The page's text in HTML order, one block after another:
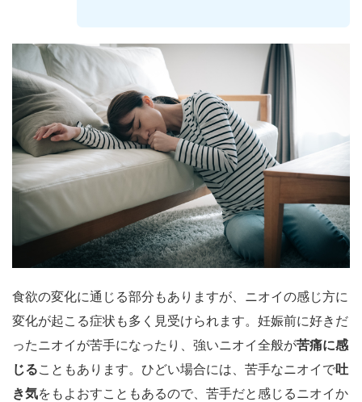
食欲の変化に通じる部分もありますが、ニオイの感じ方に
変化が起こる症状も多く見受けられます。妊娠前に好きだ
ったニオイが苦手になったり、強いニオイ全般が苦痛に感
じることもあります。ひどい場合には、苦手なニオイで吐
き気をもよおすこともあるので、苦手だと感じるニオイか